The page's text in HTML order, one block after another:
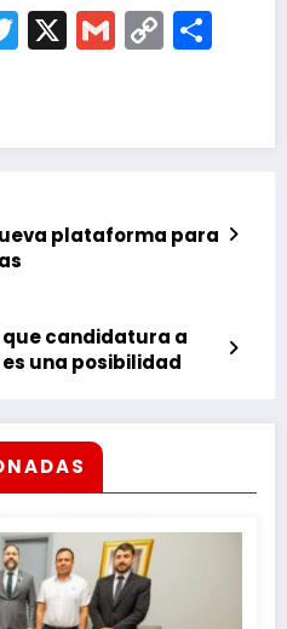
Twitter
X Gmail
Copy
Link
plataforma para
candidatura a
es una posibilidad